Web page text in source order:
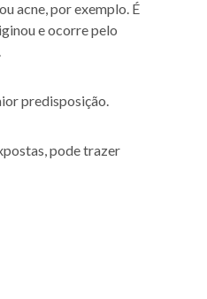
acne, por exemplo. É
e ocorre pelo
predisposição.
pode trazer